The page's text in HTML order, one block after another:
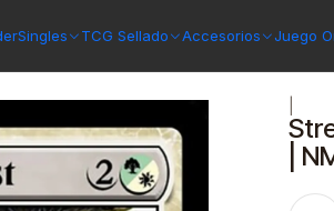
Singles TCG Sellado Accesorios Juego
3 Strength of the Harvest // Haven of
|